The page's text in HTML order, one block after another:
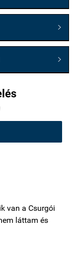


van a Csurgói
láttam és